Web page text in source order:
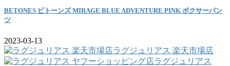
BETONES ビトーンズ MIRAGE BLUE ADVENTURE PINK ボクサーパン
ツ
2023-03-13
ラグジュリアス 楽天市場店
ラグジュリアス